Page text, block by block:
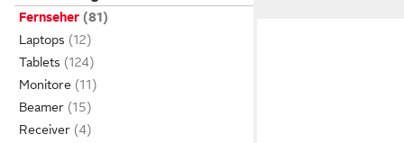
Fernseher
Laptops
Tablets
Monitore
Beamer
Receiver